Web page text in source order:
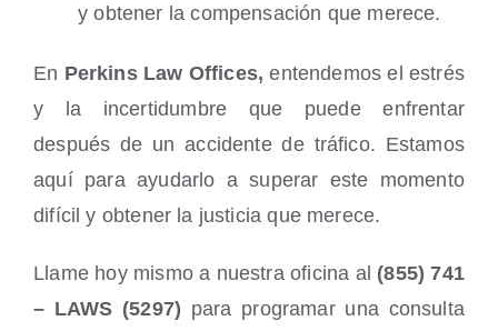
y obtener la compensación que merece.
En Perkins Law Offices,entendemos el estrés
y la incertidumbre que puede enfrentar
después de un accidente de tráfico. Estamos
aquí para ayudarlo a superar este momento
difícil y obtener la justicia que merece.
Llame hoy mismo a nuestra oficina al (855) 741
– LAWS (5297) para programar una consulta